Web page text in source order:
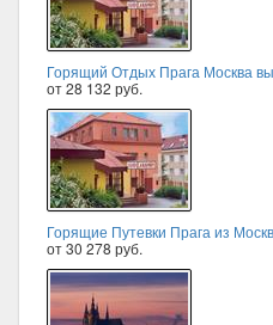
Горящий Отдых Прага Москва
от 28 132 руб.
Горящие Путевки Прага из
от 30 278 руб.